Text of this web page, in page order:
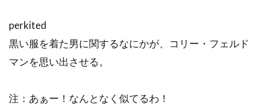
perkited
黒い服を着た男に関するなにかが、コリー・フェルド
マンを思い出させる。
注：あぁー！なんとなく似てるわ！